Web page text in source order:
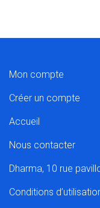
Mon compte
Créer un compte
Accueil
Nous contacter
Dharma, 10 rue
Conditions